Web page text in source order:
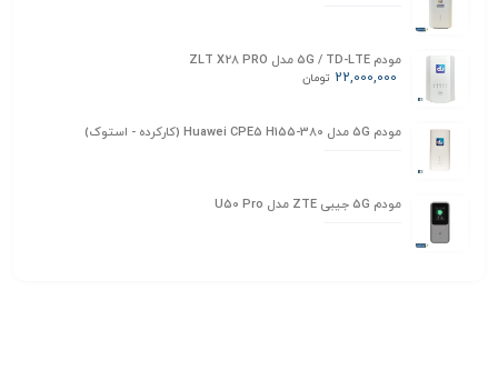
مودم 5G / TD-LTE مدل ZLT X28 PRO
22,000,000 تومان
مودم 5G مدل Huawei CPE5 H155-380 (کارکرده - استوک)
مودم 5G جیبی ZTE مدل U50 Pro